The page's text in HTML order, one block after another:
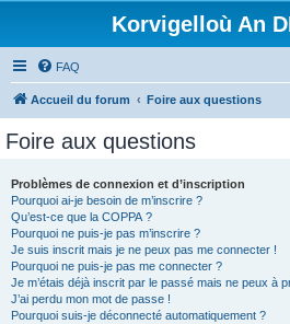
Korvigelloù An
FAQ
Accueil du forum Foire aux questions
Foire aux questions
Problèmes de connexion et d’inscription
Pourquoi ai-je besoin de m’inscrire ?
Qu’est-ce que la COPPA ?
Pourquoi ne puis-je pas m’inscrire ?
Je suis inscrit mais je ne peux pas me connecter !
Pourquoi ne puis-je pas me connecter ?
Je m’étais déjà inscrit par le passé mais ne peux à
J’ai perdu mon mot de passe !
Pourquoi suis-je déconnecté automatiquement ?